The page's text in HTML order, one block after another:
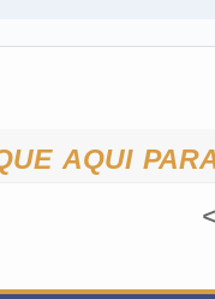
aqui